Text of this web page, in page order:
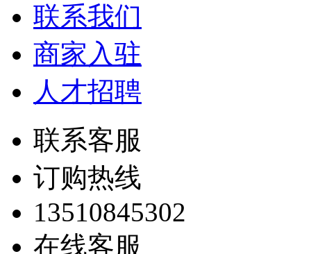
联系我们
商家入驻
人才招聘
联系客服
订购热线
13510845302
在线客服